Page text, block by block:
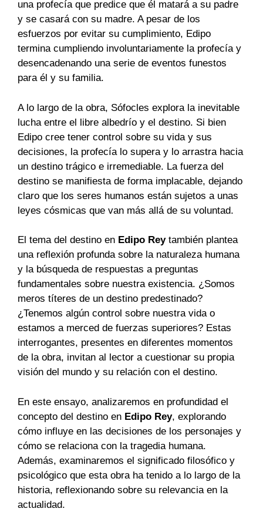
una profecía que predice que él matará a su padre
y se casará con su madre. A pesar de los
esfuerzos por evitar su cumplimiento, Edipo
termina cumpliendo involuntariamente la profecía y
desencadenando una serie de eventos funestos
para él y su familia.
A lo largo de la obra, Sófocles explora la inevitable
lucha entre el libre albedrío y el destino. Si bien
Edipo cree tener control sobre su vida y sus
decisiones, la profecía lo supera y lo arrastra hacia
un destino trágico e irremediable. La fuerza del
destino se manifiesta de forma implacable, dejando
claro que los seres humanos están sujetos a unas
leyes cósmicas que van más allá de su voluntad.
El tema del destino en Edipo Reytambién plantea
una reflexión profunda sobre la naturaleza humana
y la búsqueda de respuestas a preguntas
fundamentales sobre nuestra existencia. ¿Somos
meros títeres de un destino predestinado?
¿Tenemos algún control sobre nuestra vida o
estamos a merced de fuerzas superiores? Estas
interrogantes, presentes en diferentes momentos
de la obra, invitan al lector a cuestionar su propia
visión del mundo y su relación con el destino.
En este ensayo, analizaremos en profundidad el
concepto del destino en Edipo Rey, explorando
cómo influye en las decisiones de los personajes y
cómo se relaciona con la tragedia humana.
Además, examinaremos el significado filosófico y
psicológico que esta obra ha tenido a lo largo de la
historia, reflexionando sobre su relevancia en la
actualidad.